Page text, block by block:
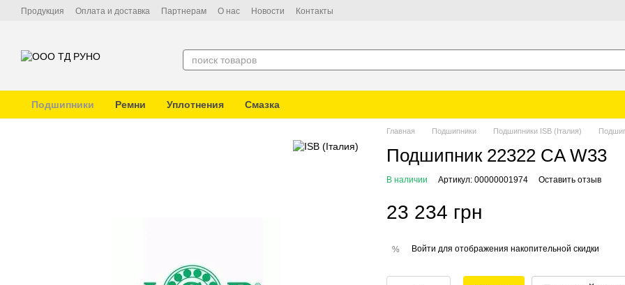
Перейти к основному контенту
Продукция Оплата и доставка Партнерам О нас Новости Контакты
Подшипники Ремни Уплотнения Смазка
Главная Подшипники Подшипники ISB (Італия)
Подшипник 22322 CA W33
В наличии Артикул: 00000001974 Оставить отзыв
23 234 грн
% Войти для отображения накопительной скидки